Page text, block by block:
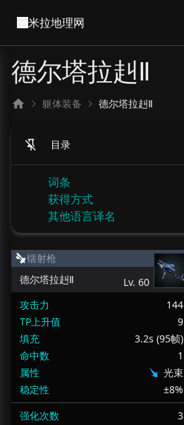
米拉地理网
德尔塔拉赳Ⅱ
躯体装备 德尔塔拉赳Ⅱ
目录
词条
获得方式
其他语言译名
镭射枪
德尔塔拉赳Ⅱ
Lv. 60
攻击力
144
TP上升值
9
填充
3.2s (95帧)
命中数
1
属性
光束
稳定性
±8%
强化次数
3